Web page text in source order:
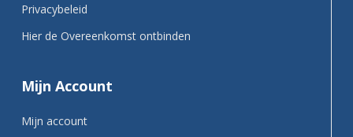
Privacybeleid
Hier de Overeenkomst ontbinden
Mijn Account
Mijn account